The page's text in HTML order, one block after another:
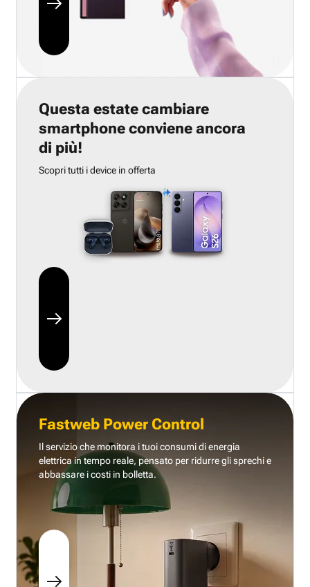
Questa estate cambiare
smartphone conviene ancora
di più!
Scopri tutti i device in offerta
Fastweb Power Control
Il servizio che monitora i tuoi consumi di energia
elettrica in tempo reale, pensato per ridurre gli sprechi e
abbassare i costi in bolletta.